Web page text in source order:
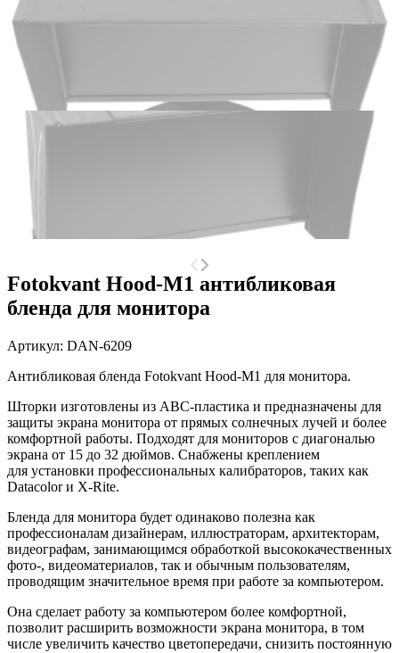
Fotokvant Hood-M1 антибликовая
бленда для монитора
Артикул: DAN-6209
Антибликовая бленда Fotokvant Hood-M1 для монитора.
Шторки изготовлены из АВС-пластика и предназначены для
защиты экрана монитора от прямых солнечных лучей и более
комфортной работы. Подходят для мониторов с диагональю
экрана от 15 до 32 дюймов. Снабжены креплением
для установки профессиональных калибраторов, таких как
Datacolor и X-Rite.
Бленда для монитора будет одинаково полезна как
профессионалам дизайнерам, иллюстраторам, архитекторам,
видеографам, занимающимся обработкой высококачественных
фото-, видеоматериалов, так и обычным пользователям,
проводящим значительное время при работе за компьютером.
Она сделает работу за компьютером более комфортной,
позволит расширить возможности экрана монитора, в том
числе увеличить качество цветопередачи, снизить постоянную